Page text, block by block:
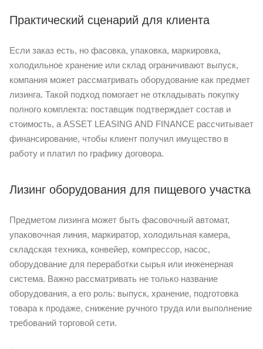
Практический сценарий для клиента
Если заказ есть, но фасовка, упаковка, маркировка,
холодильное хранение или склад ограничивают выпуск,
компания может рассматривать оборудование как предмет
лизинга. Такой подход помогает не откладывать покупку
полного комплекта: поставщик подтверждает состав и
стоимость, а ASSET LEASING AND FINANCE рассчитывает
финансирование, чтобы клиент получил имущество в
работу и платил по графику договора.
Лизинг оборудования для пищевого участка
Предметом лизинга может быть фасовочный автомат,
упаковочная линия, маркиратор, холодильная камера,
складская техника, конвейер, компрессор, насос,
оборудование для переработки сырья или инженерная
система. Важно рассматривать не только название
оборудования, а его роль: выпуск, хранение, подготовка
товара к продаже, снижение ручного труда или выполнение
требований торговой сети.